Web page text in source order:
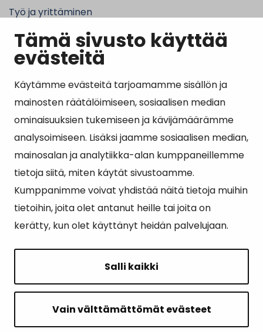
Tämä sivusto käyttää
evästeitä
Käytämme evästeitä tarjoamamme sisällön ja
mainosten räätälöimiseen, sosiaalisen median
ominaisuuksien tukemiseen ja kävijämäärämme
analysoimiseen. Lisäksi jaamme sosiaalisen median,
mainosalan ja analytiikka-alan kumppaneillemme
tietoja siitä, miten käytät sivustoamme.
Kumppanimme voivat yhdistää näitä tietoja muihin
tietoihin, joita olet antanut heille tai joita on
kerätty, kun olet käyttänyt heidän palvelujaan.
Salli kaikki
Vain välttämättömät evästeet
Työ ja yrittäminen
Kunta ja hallinto
Suosituimmat sivut
Esityslistat, pöytäkirjat, viranhaltijapäätökset ja
kuulutukset
Tietoa ja ohjeistusta koronavirukseen liittyen
Asiointipiste
Sähköinen asiointi
Yhteydenotto
Tilavaraus
Ruokalistat